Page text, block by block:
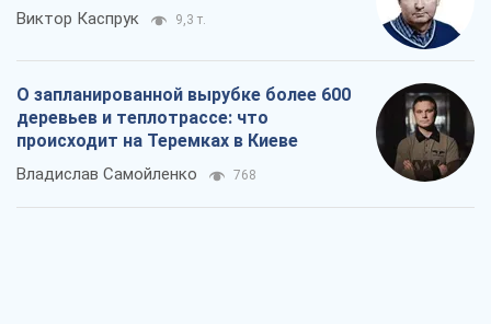
Виктор Каспрук 9,3 т.
О запланированной вырубке более 600
деревьев и теплотрассе: что
происходит на Теремках в Киеве
Владислав Самойленко 768